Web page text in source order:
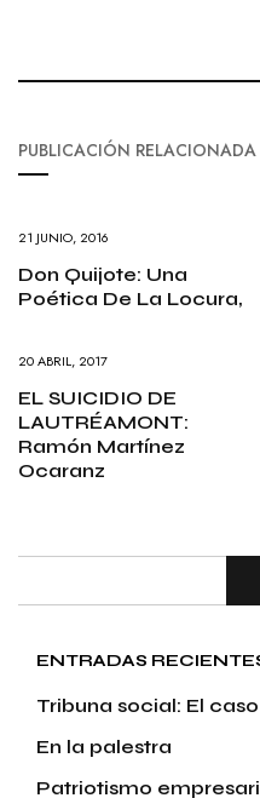
PUBLICACIÓN RELACIONADA
21 JUNIO, 2016
Don Quijote: Una
Poética De La Locura,
20 ABRIL, 2017
EL SUICIDIO DE
LAUTRÉAMONT:
Ramón Martínez
Ocaranz
ENTRADAS
Tribuna social: El
En la palestra
Patriotismo